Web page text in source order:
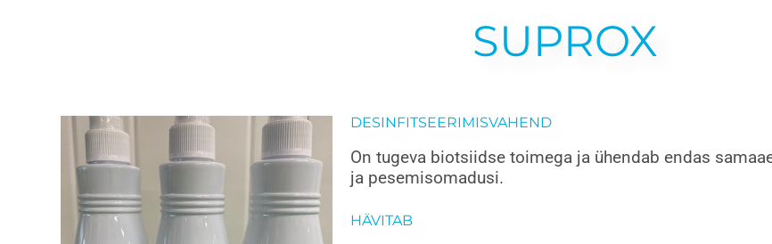
SUPROX
DESINFITSEERIMISVAHEND
On tugeva biotsiidse toimega ja ühendab endas
ja pesemisomadusi.
HÄVITAB